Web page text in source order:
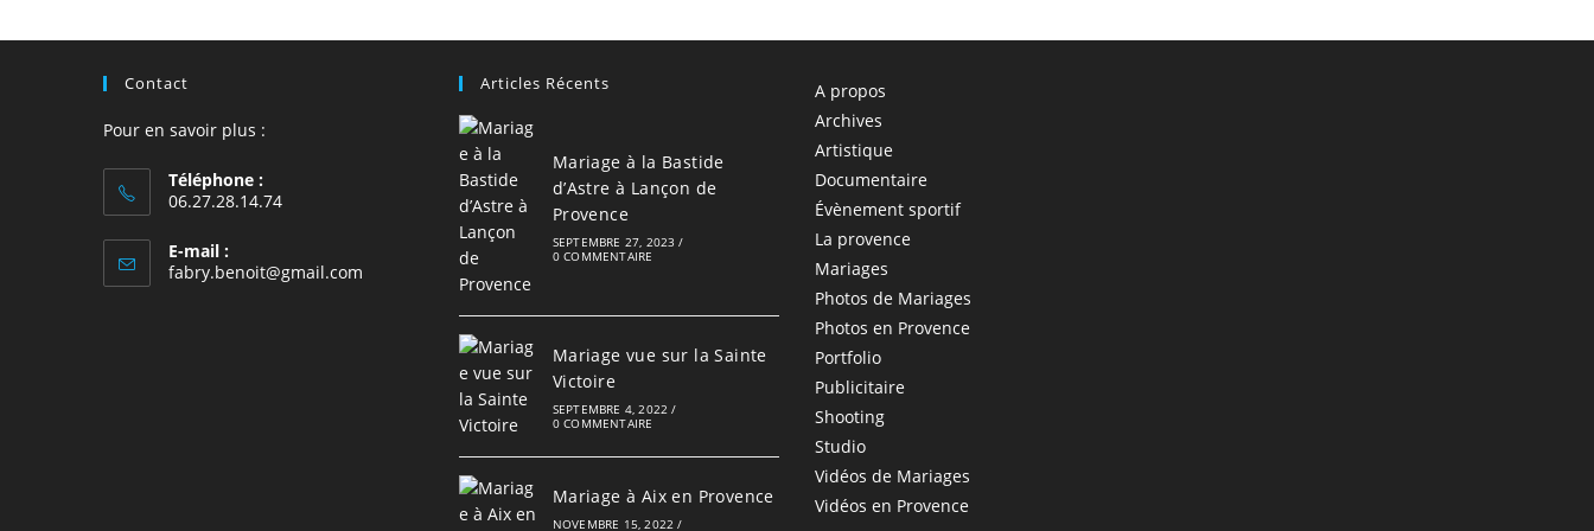
Contact
Pour en savoir plus :
Téléphone :
06.27.28.14.74
E-mail :
fabry.benoit@gmail.com
Articles Récents
Mariage à la Bastide
d’Astre à Lançon de
Provence
SEPTEMBRE 27, 2023 /
0 COMMENTAIRE
Mariage vue sur la Sainte
Victoire
SEPTEMBRE 4, 2022 /
0 COMMENTAIRE
Mariage à Aix en Provence
NOVEMBRE 15, 2022 /
A propos
Archives
Artistique
Documentaire
Évènement sportif
La provence
Mariages
Photos de Mariages
Photos en Provence
Portfolio
Publicitaire
Shooting
Studio
Vidéos de Mariages
Vidéos en Provence